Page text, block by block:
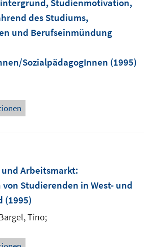
n
s
t
ö
n
e
n
Studienmotivation,
des Studiums,
und Berufseinmündung
SozialpädagogInnen (1995)
Arbeitsmarkt:
Studierenden in West- und
(1995)
Tino;